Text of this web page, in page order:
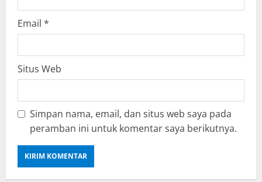
Email *
Situs Web
Simpan nama, email, dan situs web saya pada
peramban ini untuk komentar saya berikutnya.